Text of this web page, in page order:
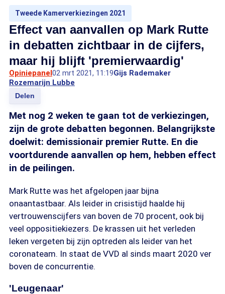
Tweede Kamerverkiezingen 2021
Effect van aanvallen op Mark Rutte
in debatten zichtbaar in de cijfers,
maar hij blijft 'premierwaardig'
Opiniepanel02 mrt 2021, 11:19Gijs Rademaker
Rozemarijn Lubbe
Delen
Met nog 2 weken te gaan tot de verkiezingen,
zijn de grote debatten begonnen. Belangrijkste
doelwit: demissionair premier Rutte. En die
voortdurende aanvallen op hem, hebben effect
in de peilingen.
Mark Rutte was het afgelopen jaar bijna
onaantastbaar. Als leider in crisistijd haalde hij
vertrouwenscijfers van boven de 70 procent, ook bij
veel oppositiekiezers. De krassen uit het verleden
leken vergeten bij zijn optreden als leider van het
coronateam. In staat de VVD al sinds maart 2020 ver
boven de concurrentie.
'Leugenaar'